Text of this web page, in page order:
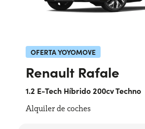
RENTING COCHES POR MESES
Nuestra historia
Trabaja con nosotros
CÓMO FUNCIONA
POR QUÉ CONVIENE
OFERTA YOYOMOVE
Renault Rafale
1.2 E-Tech Híbrido 200cv Techno
Alquiler de coches